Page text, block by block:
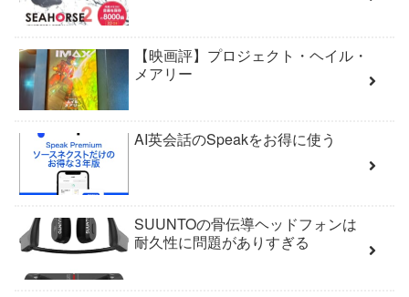
【映画評】プロジェクト・ヘイル・
メアリー
AI英会話のSpeakをお得に使う
SUUNTOの骨伝導ヘッドフォンは
耐久性に問題がありすぎる